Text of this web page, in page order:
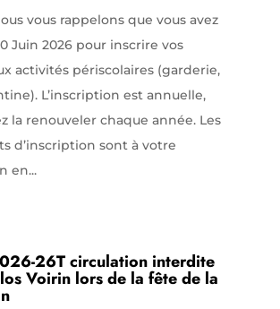
vous rappelons que vous avez
Juin 2026 pour inscrire vos
activités périscolaires (garderie,
L’inscription est annuelle,
la renouveler chaque année. Les
d’inscription sont à votre
en...
26T circulation interdite
Voirin lors de la fête de la